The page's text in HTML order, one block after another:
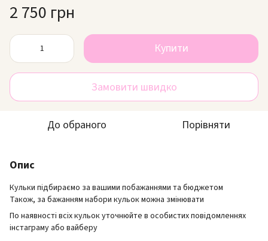
2 750 грн
Купити
Замовити швидко
До обраного Порівняти
Опис
Кульки підбираємо за вашими побажаннями та бюджетом
Також, за бажанням набори кульок можна змінювати
По наявності всіх кульок уточнюйте в особистих повідомленнях
інстаграму або вайберу